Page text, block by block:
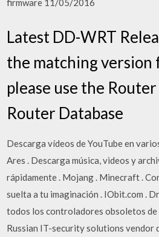
Latest DD-WRT
the matching
please use the Router
Router Database
Descarga vídeos de YouTube en
Ares . Descarga música, videos y
rápidamente . Mojang . Minecraft .
suelta a tu imaginación . IObit.com .
todos los controladores obsoletos de
Russian IT-security solutions vendor